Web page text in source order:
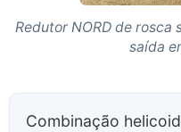
Redutor NORD de
saída
Combinação